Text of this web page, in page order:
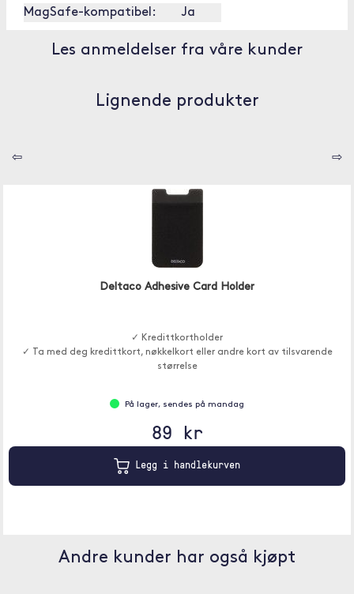
MagSafe-kompatibel: Ja
Les anmeldelser fra våre kunder
Lignende produkter
⇦ ⇨
Deltaco Adhesive Card Holder
✓ Kredittkortholder
✓ Ta med deg kredittkort, nøkkelkort eller andre kort av tilsvarende
størrelse
På lager, sendes på mandag
89 kr
Legg i handlekurven
Andre kunder har også kjøpt